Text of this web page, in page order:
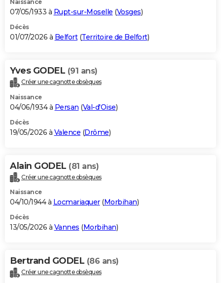
Naissance
07/05/1933 à Rupt-sur-Moselle (Vosges)
Décès
01/07/2026 à Belfort(Territoire de Belfort)
Yves GODEL (91 ans)
Créer une cagnotte obsèques
Naissance
04/06/1934 à Persan (Val-d'Oise)
Décès
19/05/2026 à Valence (Drôme)
Alain GODEL (81 ans)
Créer une cagnotte obsèques
Naissance
04/10/1944 à Locmariaquer(Morbihan)
Décès
13/05/2026 à Vannes (Morbihan)
Bertrand GODEL (86 ans)
Créer une cagnotte obsèques